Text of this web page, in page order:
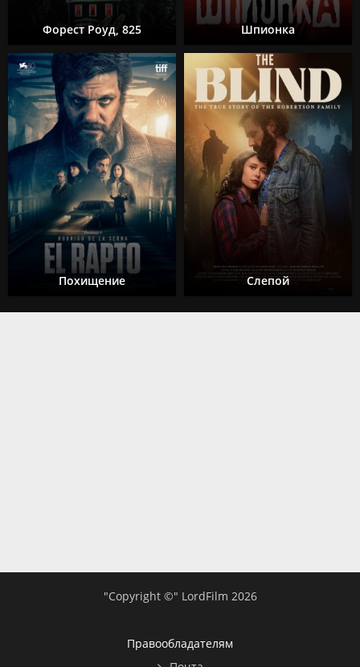
Форест Роуд, 825 Шпионка
Похищение Слепой
"Copyright ©" LordFilm 2026
Правообладателям